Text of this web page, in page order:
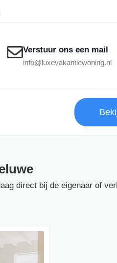
Verstuur ons een mail
info@luxevakantiewoning.nl
direct bij de eigenaar of